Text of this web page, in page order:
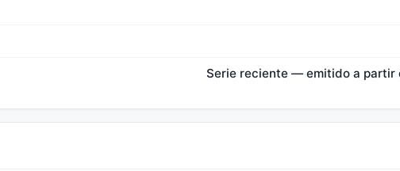
Serie reciente — emitido a partir